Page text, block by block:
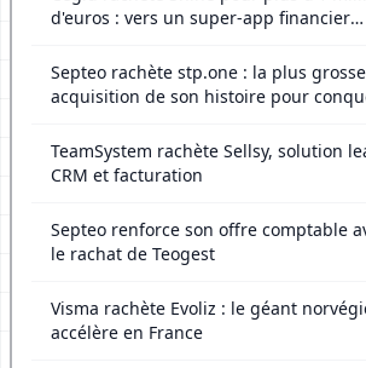
d'euros : vers un super-app financier
Septeo rachète stp.one : la plus grosse
acquisition de son histoire pour
TeamSystem rachète Sellsy, solution
CRM et facturation
Septeo renforce son offre comptable
le rachat de Teogest
Visma rachète Evoliz : le géant
accélère en France